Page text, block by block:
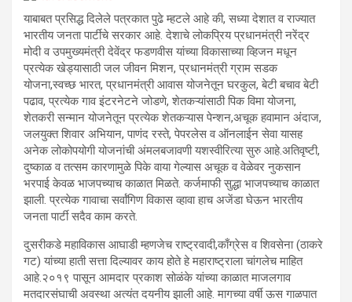
याबाबत प्रसिद्ध दिलेले पत्रकात पुढे म्हटले आहे की, सध्या देशात व राज्यात
भारतीय जनता पार्टीचे सरकार आहे. देशाचे लोकप्रिय प्रधानमंत्री नरेंद्र
मोदी व उपमुख्यमंत्री देवेंद्र फडणवीस यांच्या विकासाच्या व्हिजन मधून
प्रत्येक खेड्यासाठी जल जीवन मिशन, प्रधानमंत्री ग्राम सडक
योजना,स्वच्छ भारत, प्रधानमंत्री आवास योजनेतून घरकुल, बेटी बचाव बेटी
पढाव, प्रत्येक गाव इंटरनेटने जोडणे, शेतकऱ्यांसाठी पिक विमा योजना,
शेतकरी सन्मान योजनेतून प्रत्येक शेतकऱ्यास पेन्शन,अचूक हवामान अंदाज,
जलयुक्त शिवार अभियान, पाणंद रस्ते, पेपरलेस व ऑनलाईन सेवा यासह
अनेक लोकोपयोगी योजनांची अंमलबजावणी यशस्वीरित्या सुरु आहे.अतिवृष्टी,
दुष्काळ व तत्सम कारणामुळे पिके वाया गेल्यास अचूक व वेळेवर नुकसान
भरपाई केवळ भाजपच्याच काळात मिळते. कर्जमाफी सुद्धा भाजपच्याच काळात
झाली. प्रत्येक गावाचा सर्वांगिण विकास व्हावा हाच अजेंडा घेऊन भारतीय
जनता पार्टी सदैव काम करते.
दुसरीकडे महाविकास आघाडी म्हणजेच राष्ट्रवादी,काँग्रेस व शिवसेना (ठाकरे
गट) यांच्या हाती सत्ता दिल्यावर काय होते हे महाराष्ट्राला चांगलेच माहित
आहे.२०१९ पासून आमदार प्रकाश सोळंके यांच्या काळात माजलगाव
मतदारसंघाची अवस्था अत्यंत दयनीय झाली आहे. मागच्या वर्षी ऊस गाळपात